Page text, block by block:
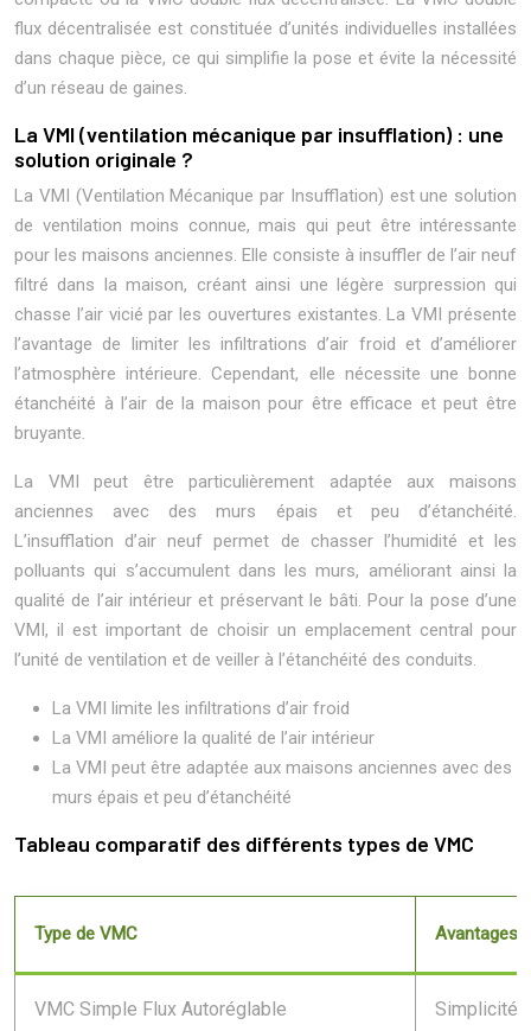
flux décentralisée est constituée d’unités individuelles installées
dans chaque pièce, ce qui simplifie la pose et évite la nécessité
d’un réseau de gaines.
La VMI (ventilation mécanique par insufflation) : une
solution originale ?
La VMI (Ventilation Mécanique par Insufflation) est une solution
de ventilation moins connue, mais qui peut être intéressante
pour les maisons anciennes. Elle consiste à insuffler de l’air neuf
filtré dans la maison, créant ainsi une légère surpression qui
chasse l’air vicié par les ouvertures existantes. La VMI présente
l’avantage de limiter les infiltrations d’air froid et d’améliorer
l’atmosphère intérieure. Cependant, elle nécessite une bonne
étanchéité à l’air de la maison pour être efficace et peut être
bruyante.
La VMI peut être particulièrement adaptée aux maisons
anciennes avec des murs épais et peu d’étanchéité.
L’insufflation d’air neuf permet de chasser l’humidité et les
polluants qui s’accumulent dans les murs, améliorant ainsi la
qualité de l’air intérieur et préservant le bâti. Pour la pose d’une
VMI, il est important de choisir un emplacement central pour
l’unité de ventilation et de veiller à l’étanchéité des conduits.
La VMI limite les infiltrations d’air froid
La VMI améliore la qualité de l’air intérieur
La VMI peut être adaptée aux maisons anciennes avec des
murs épais et peu d’étanchéité
Tableau comparatif des différents types de VMC
Type de VMC Avantages
VMC Simple Flux Autoréglable Simplicité,